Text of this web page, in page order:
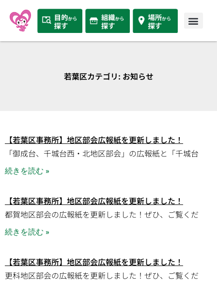
若葉区カテゴリ: お知らせ
【若葉区事務所】地区部会広報紙を更新しました！
「御成台、千城台西・北地区部会」の広報紙と「千城台
続きを読む »
【若葉区事務所】地区部会広報紙を更新しました！
都賀地区部会の広報紙を更新しました！ぜひ、ご覧くだ
続きを読む »
【若葉区事務所】地区部会広報紙を更新しました！
更科地区部会の広報紙を更新しました！ぜひ、ご覧くだ